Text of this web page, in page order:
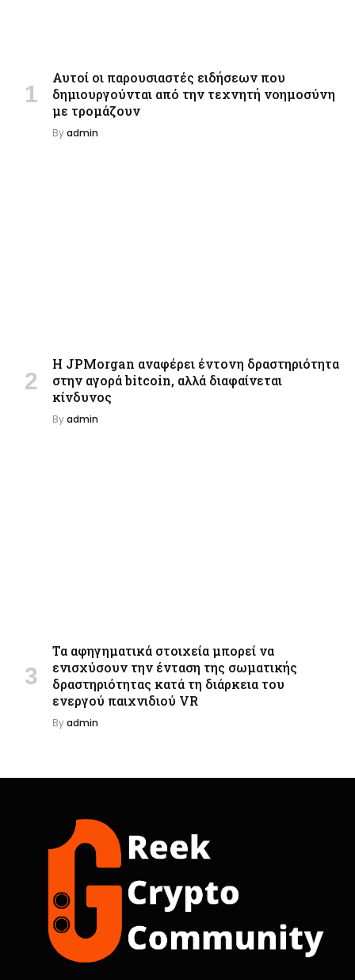
Αυτοί οι παρουσιαστές ειδήσεων που
δημιουργούνται από την τεχνητή νοημοσύνη
με τρομάζουν
Byadmin
Η JPMorgan αναφέρει έντονη δραστηριότητα
στην αγορά bitcoin, αλλά διαφαίνεται
κίνδυνος
Byadmin
Τα αφηγηματικά στοιχεία μπορεί να
ενισχύσουν την ένταση της σωματικής
δραστηριότητας κατά τη διάρκεια του
ενεργού παιχνιδιού VR
Byadmin